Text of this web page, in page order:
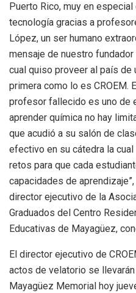
Puerto Rico, muy en
tecnología gracias a
López, un ser humano
mensaje de nuestro fundador
cual quiso proveer al país de
primera como lo es CROEM.
profesor fallecido es uno de
aprender química no hay
que acudió a su salón de
efectivo en su cátedra la
retos para que cada
capacidades de
director ejecutivo de la
Graduados del Centro
Educativas de Mayagüez,
El director ejecutivo de
actos de velatorio se
Mayagüez Memorial hoy